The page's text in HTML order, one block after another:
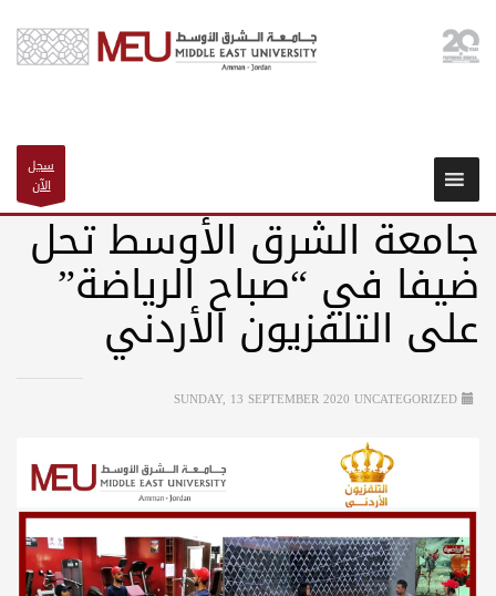
سجل
الآن
جامعة الشرق الأوسط تحل
ضيفا في “صباح الرياضة”
على التلفزيون الأردني
SUNDAY, 13 SEPTEMBER 2020 UNCATEGORIZED